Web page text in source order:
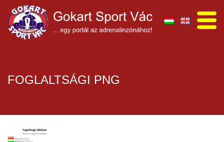
FOGLALTSÁGI PNG